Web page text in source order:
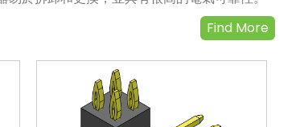
Find More